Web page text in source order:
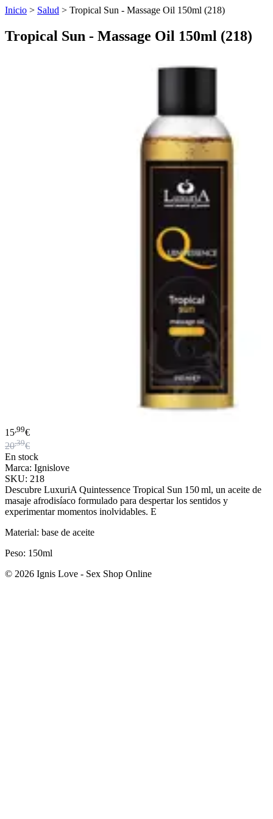
Inicio > Salud > Tropical Sun - Massage Oil 150ml (218)
Tropical Sun - Massage Oil 150ml (218)
15 ,99€
20,39€
En stock
Marca: Ignislove
SKU: 218
Descubre LuxuriA Quintessence Tropical Sun 150 ml, un aceite de
masaje afrodisíaco formulado para despertar los sentidos y
experimentar momentos inolvidables. E
Material: base de aceite
Peso: 150ml
© 2026 Ignis Love - Sex Shop Online